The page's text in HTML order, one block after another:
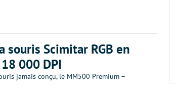
souris Scimitar RGB en
000 DPI
jamais conçu, le MM500 Premium –